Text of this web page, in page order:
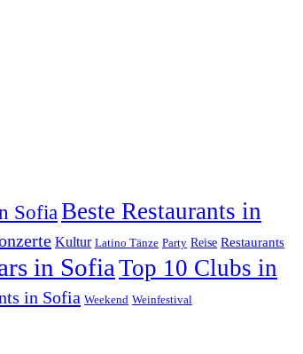
SofiaBeste Restaurants in
Kultur Latino Tänze Party Reise Restaurants
in SofiaTop 10 Clubs in
in Sofia Weekend Weinfestival